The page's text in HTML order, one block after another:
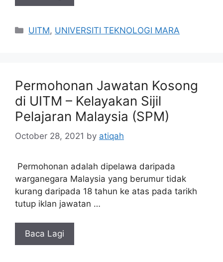
Categories
UITM, UNIVERSITI TEKNOLOGI MARA
Permohonan Jawatan Kosong
di UITM – Kelayakan Sijil
Pelajaran Malaysia (SPM)
October 28, 2021 by atiqah
Permohonan adalah dipelawa daripada
warganegara Malaysia yang berumur tidak
kurang daripada 18 tahun ke atas pada tarikh
tutup iklan jawatan …
Baca Lagi